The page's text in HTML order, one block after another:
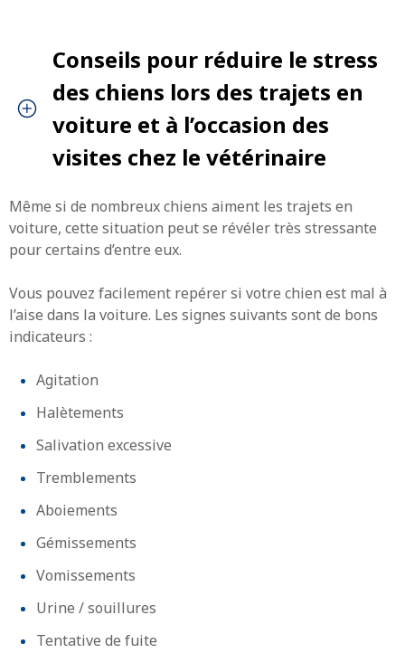
Conseils pour réduire le stress
des chiens lors des trajets en
voiture et à l’occasion des
visites chez le vétérinaire
Même si de nombreux chiens aiment les trajets en
voiture, cette situation peut se révéler très stressante
pour certains d’entre eux.
Vous pouvez facilement repérer si votre chien est mal à
l’aise dans la voiture. Les signes suivants sont de bons
indicateurs :
Agitation
Halètements
Salivation excessive
Tremblements
Aboiements
Gémissements
Vomissements
Urine / souillures
Tentative de fuite